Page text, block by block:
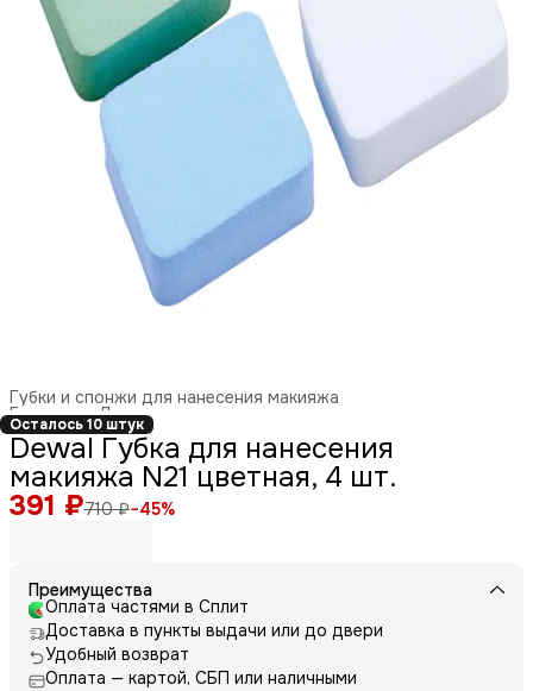
Губки и спонжи для нанесения макияжа
Декоративная косметика
Главная ›
Осталось 10 штук
Dewal Губка для нанесения
макияжа N21 цветная, 4 шт.
391 ₽710 ₽−45%
Преимущества
Оплата частями в Сплит
Доставка в пункты выдачи или до двери
Удобный возврат
Оплата — картой, СБП или наличными